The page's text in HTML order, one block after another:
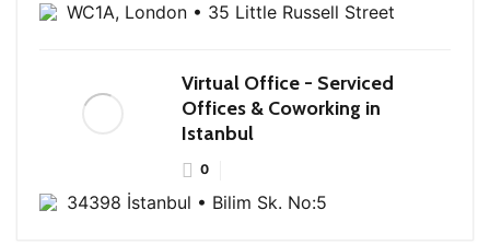
WC1A, London • 35 Little Russell Street
Virtual Office - Serviced
Offices & Coworking in
Istanbul
0
34398 İstanbul • Bilim Sk. No:5